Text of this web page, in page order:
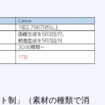
制」（素材の種類で消